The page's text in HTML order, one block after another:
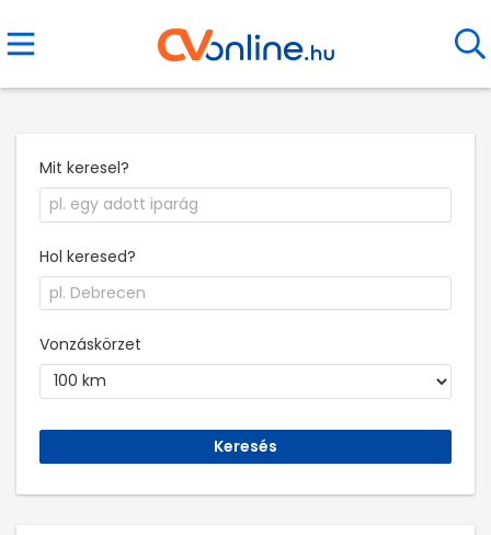
Mit keresel?
Hol keresed?
Vonzáskörzet